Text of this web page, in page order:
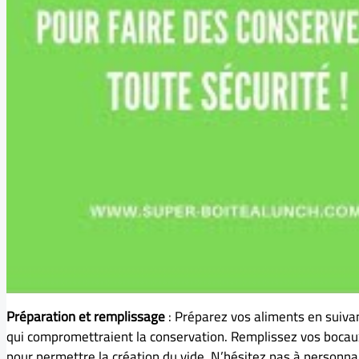
Préparation et remplissage: Préparez vos aliments en
qui compromettraient la conservation. Remplissez vos